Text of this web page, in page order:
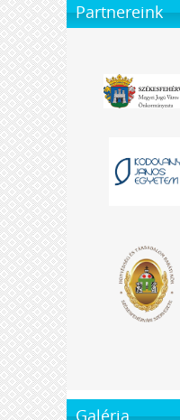
Partnereink
Galéria